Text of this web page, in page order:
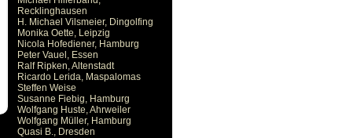
Recklinghausen
H. Michael Vilsmeier, Dingolfing
Monika Oette, Leipzig
Nicola Hofediener, Hamburg
Peter Vauel, Essen
Ralf Ripken, Altenstadt
Ricardo Lerida, Maspalomas
Steffen Weise
Susanne Fiebig, Hamburg
Wolfgang Huste, Ahrweiler
Wolfgang Müller, Hamburg
Quasi B., Dresden